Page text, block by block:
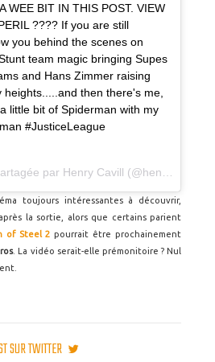
WEE BIT IN THIS POST. VIEW
???? If you are still
you behind the scenes on
team magic bringing Supes
and Hans Zimmer raising
heights.....and then there's me,
little bit of Spiderman with my
#JusticeLeague
par Henry Cavill (@henrycavill) le
toujours intéressantes à découvrir,
la sortie, alors que certains parient
of Steel 2 pourrait être prochainement
. La vidéo serait-elle prémonitoire ? Nul
SUR TWITTER